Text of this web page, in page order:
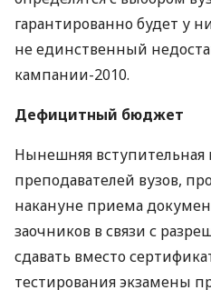
гарантированно будет у
не единственный
кампании-2010.
Дефицитный бюджет
Нынешняя вступительная
преподавателей вузов,
накануне приема
заочников в связи с
сдавать вместо
тестирования экзамены